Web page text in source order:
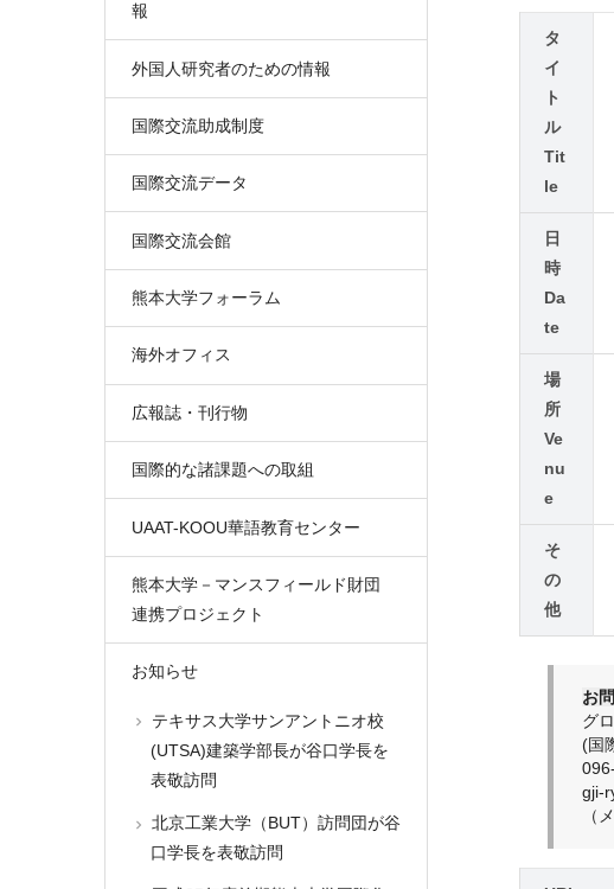
タ
イ
ト
ル
Tit
le
日
時
Da
te
場
所
Ve
nu
e
そ
の
他
お
グ
(国
gji-
（
報
外国人研究者のための情報
国際交流助成制度
国際交流データ
国際交流会館
熊本大学フォーラム
海外オフィス
広報誌・刊行物
国際的な諸課題への取組
UAAT-KOOU華語教育センター
熊本大学－マンスフィールド財団
連携プロジェクト
お知らせ
テキサス大学サンアントニオ校
(UTSA)建築学部長が谷口学長を
表敬訪問
北京工業大学（BUT）訪問団が谷
口学長を表敬訪問